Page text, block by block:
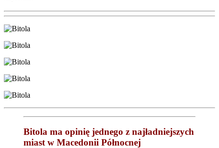
Bitola ma opinię jednego z najładniejszych
miast w Macedonii Północnej